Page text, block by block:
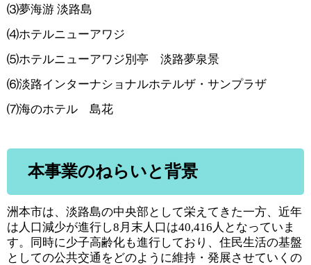
⑶夢海游 淡路島
⑷ホテルニューアワジ
⑸ホテルニューアワジ別亭 淡路夢泉景
⑹淡路インターナショナルホテルザ・サンプラザ
⑺海のホテル 島花​
本事業のねらいと背景
洲本市は、淡路島の中央部として栄えてきた一方、近年
は人口減少が進行し8月末人口は40,416人となっていま
す。同時に少子高齢化も進行しており、住民生活の基盤
としての公共交通をどのように維持・発展させていくの